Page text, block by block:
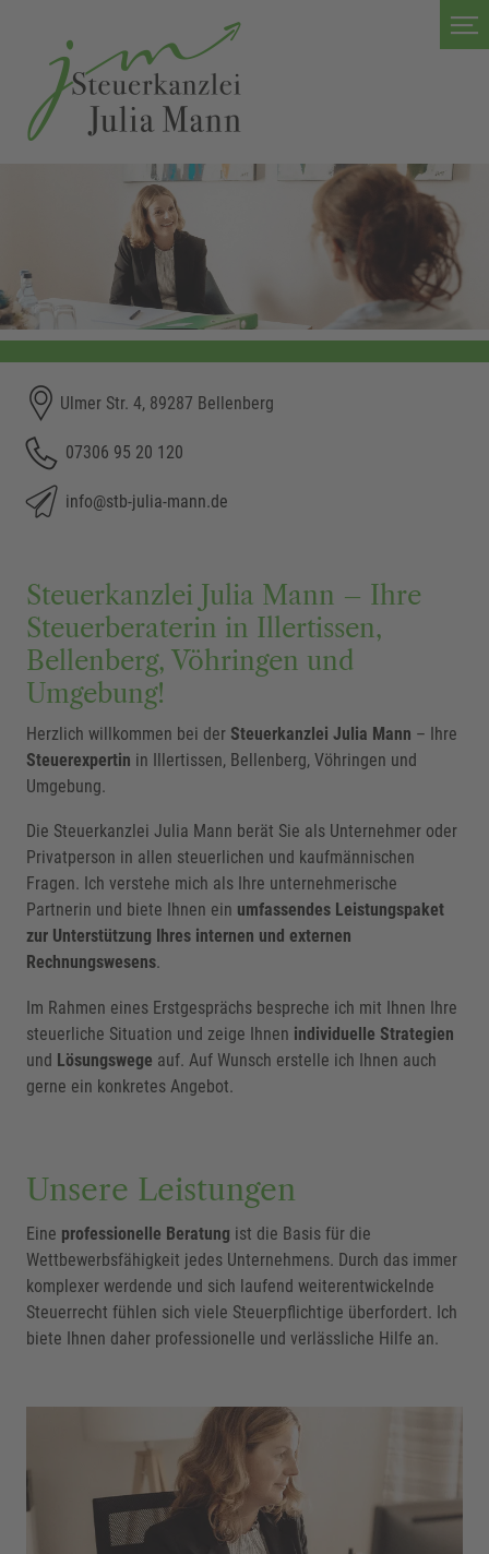
Ulmer Str. 4, 89287 Bellenberg
07306 95 20 120
info@stb-julia-mann.de
Steuerkanzlei Julia Mann – Ihre
Steuerberaterin in Illertissen,
Bellenberg, Vöhringen und
Umgebung!
Herzlich willkommen bei der Steuerkanzlei Julia Mann – Ihre
Steuerexpertin in Illertissen, Bellenberg, Vöhringen und
Umgebung.
Die Steuerkanzlei Julia Mann berät Sie als Unternehmer oder
Privatperson in allen steuerlichen und kaufmännischen
Fragen. Ich verstehe mich als Ihre unternehmerische
Partnerin und biete Ihnen ein umfassendes Leistungspaket
zur Unterstützung Ihres internen und externen
Rechnungswesens.
Im Rahmen eines Erstgesprächs bespreche ich mit Ihnen Ihre
steuerliche Situation und zeige Ihnen individuelle Strategien
und Lösungswege auf. Auf Wunsch erstelle ich Ihnen auch
gerne ein konkretes Angebot.
Unsere Leistungen
Eine professionelle Beratung ist die Basis für die
Wettbewerbsfähigkeit jedes Unternehmens. Durch das immer
komplexer werdende und sich laufend weiterentwickelnde
Steuerrecht fühlen sich viele Steuerpflichtige überfordert. Ich
biete Ihnen daher professionelle und verlässliche Hilfe an.